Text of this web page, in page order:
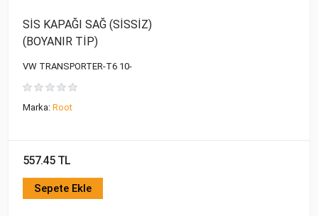
SİS KAPAĞI SAĞ (SİSSİZ)
(BOYANIR TİP)
VW TRANSPORTER-T6 10-
Marka: Root
557.45 TL
Sepete Ekle